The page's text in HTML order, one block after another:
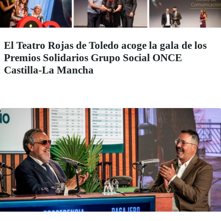
El Teatro Rojas de Toledo acoge la gala de los
Premios Solidarios Grupo Social ONCE
Castilla-La Mancha